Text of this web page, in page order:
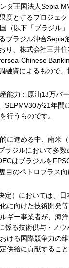
ダ王国法人Sepia
とするプロジェク
（以下「ブラジル
ブラジル沖合Sepia
り、株式会社三井住
Chinese
資によるもので
能力：原油18万バ
SEPMV30が21年間
行うものです。
に進める中、南米
ラジルにおいて多
はブラジルを
目のペトロブラス向
定）においては、
に向けた技術開発
ギー事業者が、海
係る技術供与・ノ
ける国際競争力の
供給に貢献すること